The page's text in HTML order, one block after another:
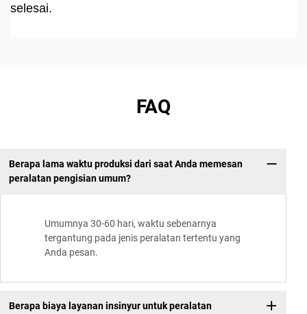
selesai.
FAQ
Berapa lama waktu produksi dari saat Anda memesan
peralatan pengisian umum?
Umumnya 30-60 hari, waktu sebenarnya
tergantung pada jenis peralatan tertentu yang
Anda pesan.
Berapa biaya layanan insinyur untuk peralatan